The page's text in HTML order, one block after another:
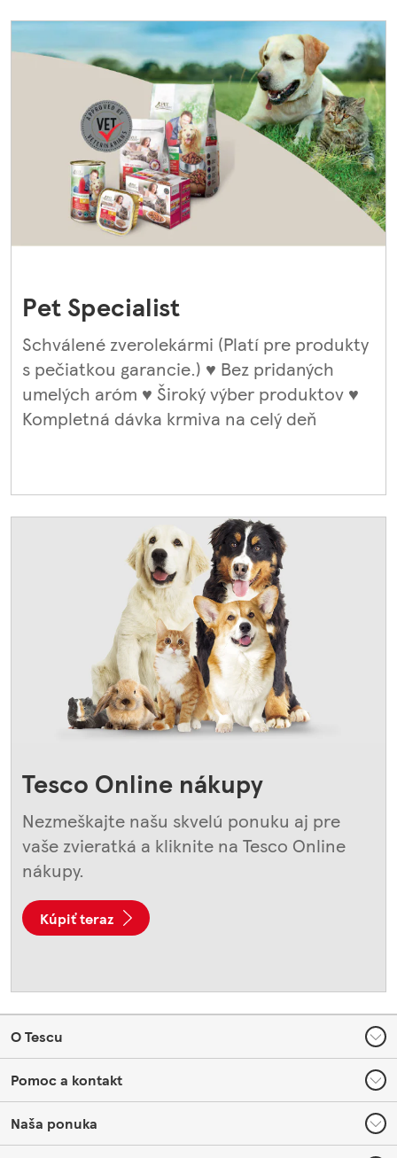
Pet Specialist
Schválené zverolekármi (Platí pre produkty
s pečiatkou garancie.) ♥ Bez pridaných
umelých aróm ♥ Široký výber produktov ♥
Kompletná dávka krmiva na celý deň
Tesco Online nákupy
Nezmeškajte našu skvelú ponuku aj pre
vaše zvieratká a kliknite na Tesco Online
nákupy.
Kúpiť teraz
Footer
O Tescu
Pomoc a kontakt
Naša ponuka